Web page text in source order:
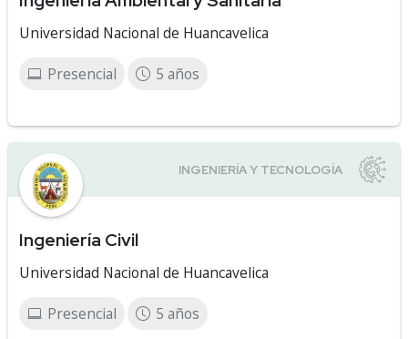
Universidad Nacional de Huancavelica
Presencial 5 años
Ingeniería Civil
Universidad Nacional de Huancavelica
Presencial 5 años